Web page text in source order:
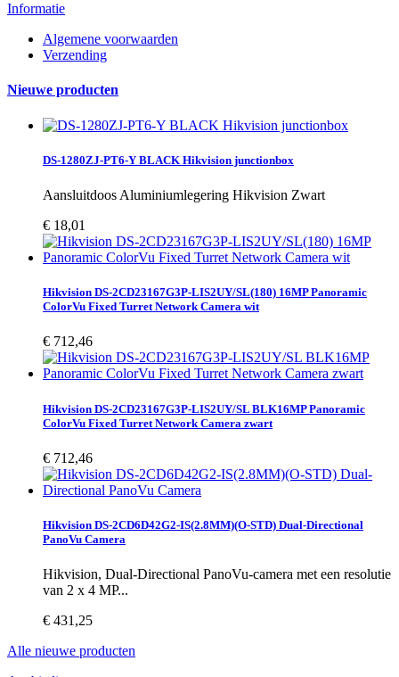
Informatie
Algemene voorwaarden
Verzending
Nieuwe producten
DS-1280ZJ-PT6-Y BLACK Hikvision junctionbox
Aansluitdoos Aluminiumlegering Hikvision Zwart
€ 18,01
Hikvision DS-2CD23167G3P-LIS2UY/SL(180) 16MP Panoramic
ColorVu Fixed Turret Network Camera wit
€ 712,46
Hikvision DS-2CD23167G3P-LIS2UY/SL BLK16MP Panoramic
ColorVu Fixed Turret Network Camera zwart
€ 712,46
Hikvision DS-2CD6D42G2-IS(2.8MM)(O-STD) Dual-Directional
PanoVu Camera
Hikvision, Dual-Directional PanoVu-camera met een resolutie
van 2 x 4 MP...
€ 431,25
Alle nieuwe producten